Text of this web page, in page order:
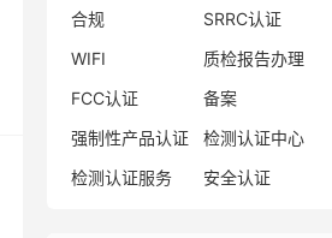
合规
SRRC认证
WIFI
质检报告办理
FCC认证
备案
强制性产品认证
检测认证中心
检测认证服务
安全认证